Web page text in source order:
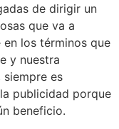
de dirigir un
que va a
los términos que
y nuestra
es
publicidad porque
beneficio.